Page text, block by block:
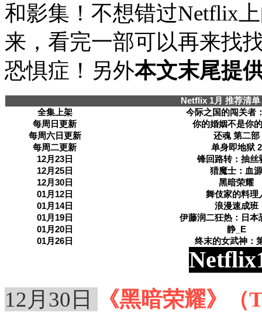
和影集！不想错过Netflix
来，看完一部可以再来找
恐惧症！另外本文末尾提
Netflix 1月 推荐清单
全集上架
今际之国的闯关者
每周日更新
你的婚姻不是你
每周六日更新
还魂 第二部
每周二更新
单身即地狱 2
12月23日
锋回路转：抽丝
12月25日
猎魔士：血源
12月30日
黑暗荣耀
01月12日
舞伎家的料理
01月14日
浪漫速成班
01月19日
伊藤润二狂热：日本
01月20日
静_E
01月26日
终末的女武神：
12月30日
《黑暗荣耀》